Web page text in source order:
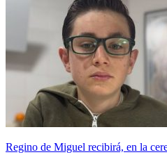
Regino de Miguel recibirá, en la